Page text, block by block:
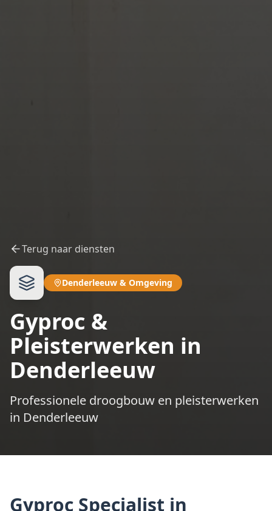
Terug naar diensten
Denderleeuw & Omgeving
Gyproc &
Pleisterwerken in
Denderleeuw
Professionele droogbouw en pleisterwerken
in Denderleeuw
Gyproc Specialist in